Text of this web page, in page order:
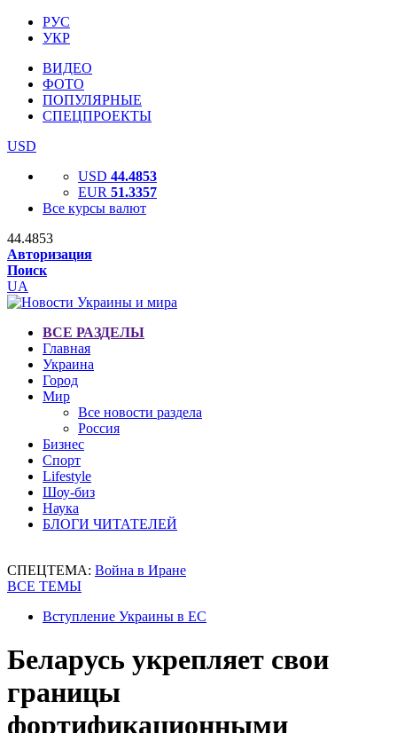
РУС
УКР
ВИДЕО
ФОТО
ПОПУЛЯРНЫЕ
СПЕЦПРОЕКТЫ
USD
USD 44.4853
EUR 51.3357
Все курсы валют
44.4853
Авторизация
Поиск
UA
ВСЕ РАЗДЕЛЫ
Главная
Украина
Город
Мир
Все новости раздела
Россия
Бизнес
Спорт
Lifestyle
Шоу-биз
Наука
БЛОГИ ЧИТАТЕЛЕЙ
СПЕЦТЕМА: Война в Иране
ВСЕ ТЕМЫ
Вступление Украины в ЕС
Беларусь укрепляет свои
границы
фортификационными